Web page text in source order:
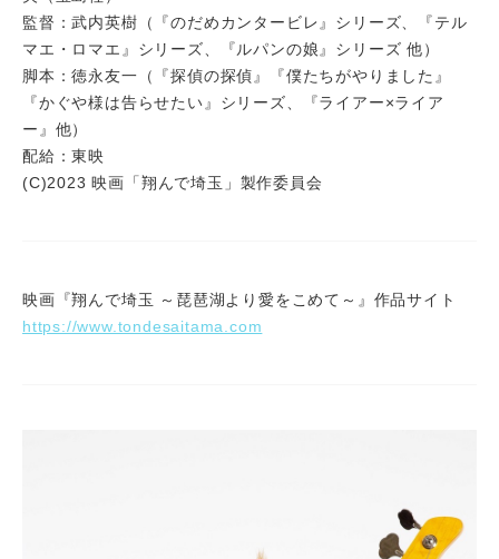
監督：武内英樹（『のだめカンタービレ』シリーズ、『テル
マエ・ロマエ』シリーズ、『ルパンの娘』シリーズ 他）
脚本：徳永友一（『探偵の探偵』『僕たちがやりました』
『かぐや様は告らせたい』シリーズ、『ライアー×ライア
ー』他）
配給：東映
(C)2023 映画「翔んで埼玉」製作委員会
映画『翔んで埼玉 ～琵琶湖より愛をこめて～』作品サイト
https://www.tondesaitama.com